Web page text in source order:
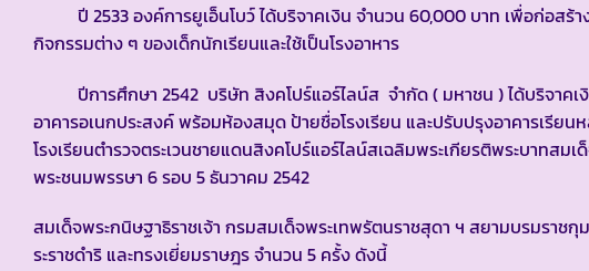
ปี 2533 องค์การยูเอ็นโบว์ ได้บริจาคเงิน จำนวน 60,000 บาท เพื่อก่อสร้า
กิจกรรมต่าง ๆ ของเด็กนักเรียนและใช้เป็นโรงอาหาร
ปีการศึกษา 2542 บริษัท สิงคโปร์แอร์ไลน์ส จำกัด ( มหาชน ) ได้บริจาคเงิ
อาคารอเนกประสงค์ พร้อมห้องสมุด ป้ายชื่อโรงเรียน และปรับปรุงอาคารเรีย
โรงเรียนตำรวจตระเวนชายแดนสิงคโปร์แอร์ไลน์สเฉลิมพระเกียรติพระบาทสม
พระชนมพรรษา 6 รอบ 5 ธันวาคม 2542
สมเด็จพระกนิษฐาธิราชเจ้า กรมสมเด็จพระเทพรัตนราชสุดา ฯ สยามบรมราช
ระราชดำริ และทรงเยี่ยมราษฎร จำนวน 5 ครั้ง ดังนี้